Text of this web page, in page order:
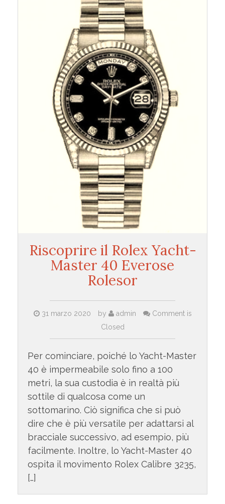
Riscoprire il Rolex Yacht-
Master 40 Everose
Rolesor
31 marzo 2020 by admin
Comment is
Closed
Per cominciare, poiché lo Yacht-Master
40 è impermeabile solo fino a 100
metri, la sua custodia è in realtà più
sottile di qualcosa come un
sottomarino. Ciò significa che si può
dire che è più versatile per adattarsi al
bracciale successivo, ad esempio, più
facilmente. Inoltre, lo Yacht-Master 40
ospita il movimento Rolex Calibre 3235,
[…]